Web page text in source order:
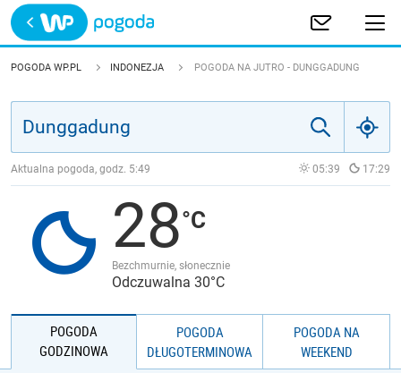
Trwa ładowanie
POLSKA
JAKOŚĆ POWIETRZA
POGODA WP.PL INDONEZJA POGODA NA JUTRO - DUNGGADUNG
Aktualna pogoda, godz. 5:49 05:39 17:29
28
Bezchmurnie, słonecznie
Odczuwalna 30°C
POGODA
GODZINOWA
POGODA
DŁUGOTERMINOWA
POGODA NA
WEEKEND